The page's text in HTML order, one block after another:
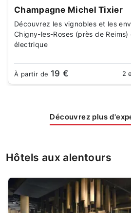
Champagne Michel Tixier
Découvrez les vignobles et les
Chigny-les-Roses (près de Reims)
électrique
À partir de 19 € 2
Découvrez plus
Hôtels aux alentours